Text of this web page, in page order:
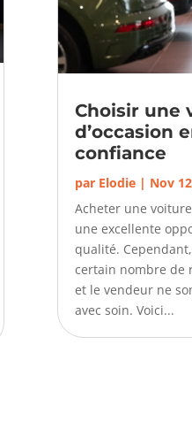
Choisir une
d’occasion
confiance
par Elodie| Nov
Acheter une
une excellente
qualité.
certain nombre de
et le vendeur ne
avec soin. Voici...